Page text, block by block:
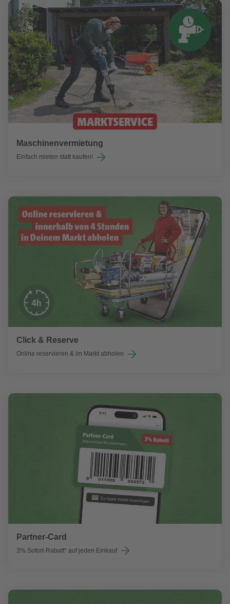
Maschinenvermietung
Einfach mieten statt kaufen!
Click & Reserve
Online reservieren & im Markt abholen
Partner-Card
3% Sofort-Rabatt* auf jeden Einkauf